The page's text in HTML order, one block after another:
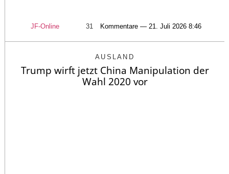
JF-Online 31 Kommentare — 21. Juli 2026 8:46
AUSLAND
Trump wirft jetzt China Manipulation der
Wahl 2020 vor